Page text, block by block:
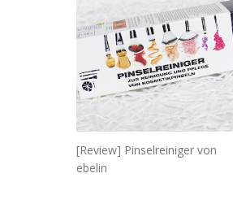
[Review] Pinselreiniger von
ebelin